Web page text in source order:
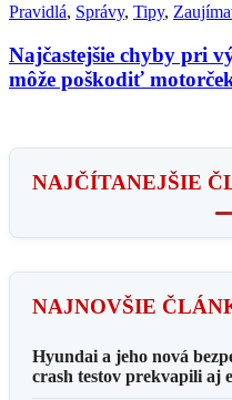
Pravidlá, Správy, Tipy,
Najčastejšie chyby pri
môže poškodiť
NAJČÍTANEJŠIE
NAJNOVŠIE
Hyundai a jeho nová
crash testov prekvapili aj